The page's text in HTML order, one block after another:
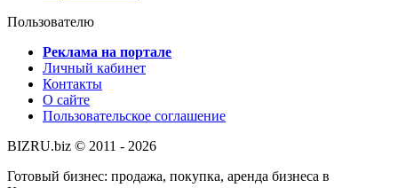
Пользователю
Реклама на портале
Личный кабинет
Контакты
О сайте
Пользовательское соглашение
BIZRU.biz © 2011 - 2026
Готовый бизнес: продажа, покупка, аренда бизнеса в